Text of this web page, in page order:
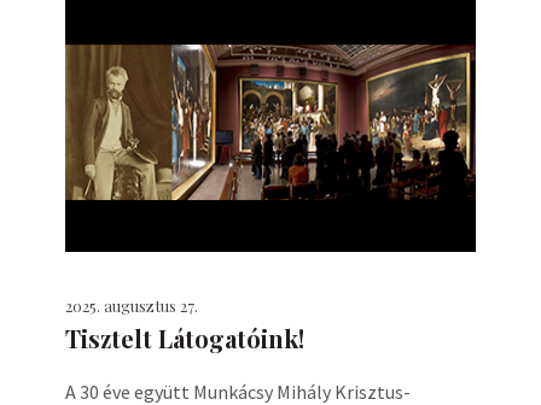
2025. augusztus 27.
Tisztelt Látogatóink!
A 30 éve együtt Munkácsy Mihály Krisztus-